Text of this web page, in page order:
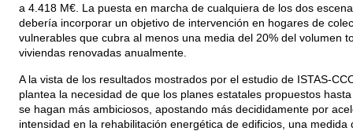
a 4.418 M€. La puesta en marcha de cualquiera de los dos
debería incorporar un objetivo de intervención en hogares de
vulnerables que cubra al menos una media del 20% del volumen
viviendas renovadas anualmente.
A la vista de los resultados mostrados por el estudio de ISTAS-
plantea la necesidad de que los planes estatales propuestos
se hagan más ambiciosos, apostando más decididamente por
intensidad en la rehabilitación energética de edificios, una medida